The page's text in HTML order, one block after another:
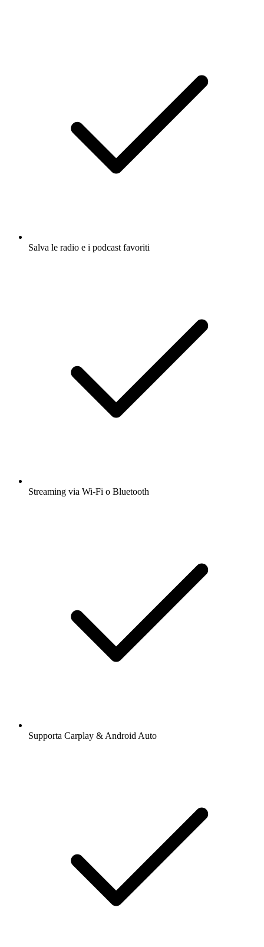
Salva le radio e i podcast favoriti
Streaming via Wi-Fi o Bluetooth
Supporta Carplay & Android Auto